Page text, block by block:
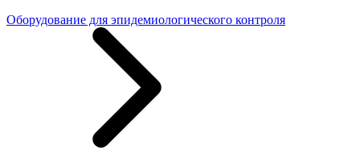
Оборудование для эпидемиологического контроля